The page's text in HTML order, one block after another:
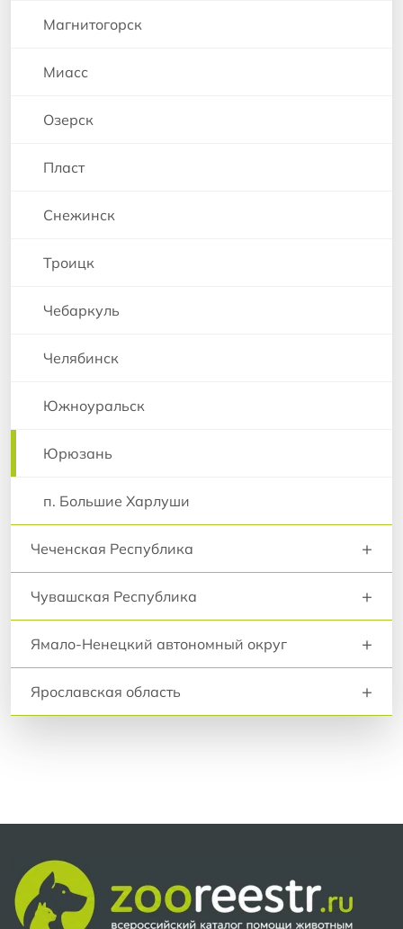
Магнитогорск
Миасс
Озерск
Пласт
Снежинск
Троицк
Чебаркуль
Челябинск
Южноуральск
Юрюзань
п. Большие Харлуши
Чеченская Республика +
Чувашская Республика +
Ямало-Ненецкий автономный округ +
Ярославская область +